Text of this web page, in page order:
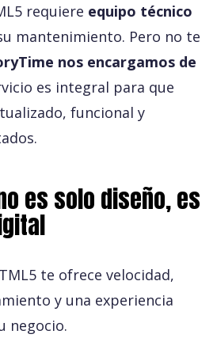
requiere equipo técnico
mantenimiento. Pero no te
nos encargamos de
es integral para que
funcional y
es solo diseño, es
te ofrece velocidad,
y una experiencia
negocio.